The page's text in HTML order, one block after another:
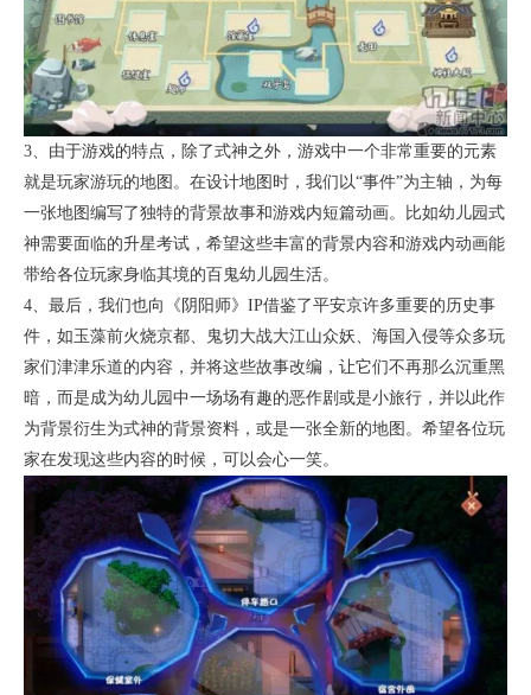
3、由于游戏的特点，除了式神之外，游戏中一个非常重要的元素
就是玩家游玩的地图。在设计地图时，我们以“事件”为主轴，为每
一张地图编写了独特的背景故事和游戏内短篇动画。比如幼儿园式
神需要面临的升星考试，希望这些丰富的背景内容和游戏内动画能
带给各位玩家身临其境的百鬼幼儿园生活。
4、最后，我们也向《阴阳师》IP借鉴了平安京许多重要的历史事
件，如玉藻前火烧京都、鬼切大战大江山众妖、海国入侵等众多玩
家们津津乐道的内容，并将这些故事改编，让它们不再那么沉重黑
暗，而是成为幼儿园中一场场有趣的恶作剧或是小旅行，并以此作
为背景衍生为式神的背景资料，或是一张全新的地图。希望各位玩
家在发现这些内容的时候，可以会心一笑。